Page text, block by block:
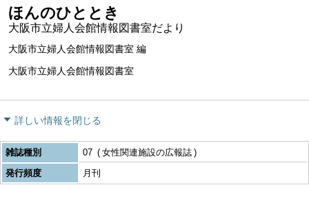
ほんのひととき
大阪市立婦人会館情報図書室だより
大阪市立婦人会館情報図書室 編
大阪市立婦人会館情報図書室
詳しい情報を閉じる
雑誌種別 07
女性関連施設の広報誌
発行頻度
月刊